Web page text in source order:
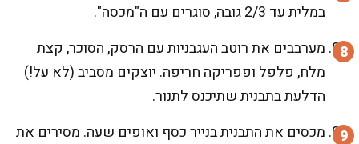
במלית עד 2/3 גובה, סוגרים עם ה"מכסה".
מערבבים את רוטב העגבניות עם הרסק, הסוכר, קצת
מלח, פלפל ופפריקה חריפה. יוצקים מסביב (לא על!)
הדלעת בתבנית שתיכנס לתנור.
מכסים את התבנית בנייר כסף ואופים שעה. מסירים את